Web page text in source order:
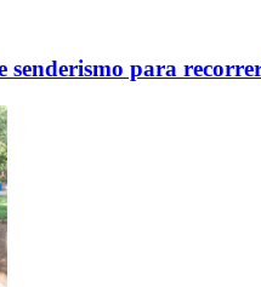
senderismo para